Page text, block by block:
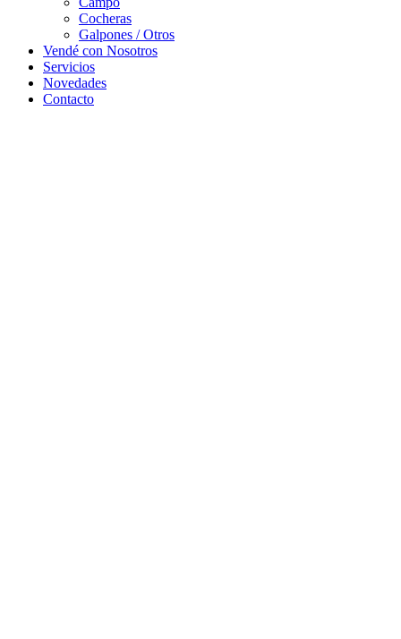
Cocheras
Galpones / Otros
Vendé con Nosotros
Servicios
Novedades
Contacto